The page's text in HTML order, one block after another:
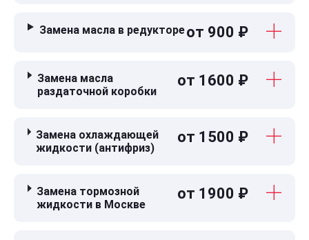
Замена масла в редуктореот 900 ₽
Замена масла
раздаточной коробки
от 1600 ₽
Замена охлаждающей
жидкости (антифриз)
от 1500 ₽
Замена тормозной
жидкости в Москве
от 1900 ₽